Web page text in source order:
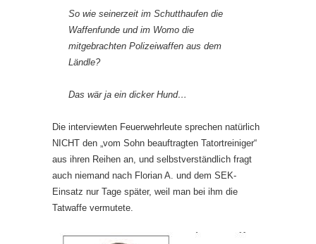
So wie seinerzeit im Schutthaufen die
Waffenfunde und im Womo die
mitgebrachten Polizeiwaffen aus dem
Ländle?
Das wär ja ein dicker Hund…
Die interviewten Feuerwehrleute sprechen natürlich
NICHT den „vom Sohn beauftragten Tatortreiniger“
aus ihren Reihen an, und selbstverständlich fragt
auch niemand nach Florian A. und dem SEK-
Einsatz nur Tage später, weil man bei ihm die
Tatwaffe vermutete.